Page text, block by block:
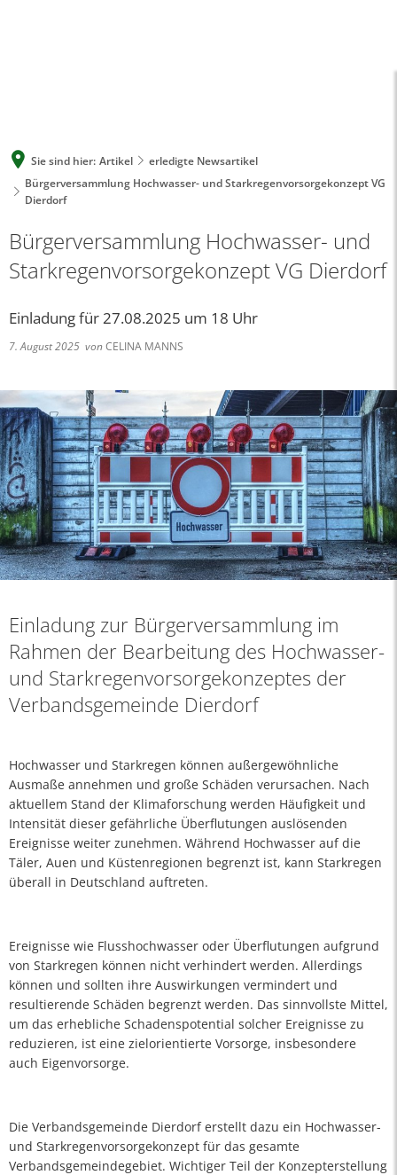
Sie sind hier: Artikel
erledigte Newsartikel
Bürgerversammlung Hochwasser- und Starkregenvorsorgekonzept VG
Dierdorf
Bürgerversammlung Hochwasser- und
Starkregenvorsorgekonzept VG Dierdorf
Einladung für 27.08.2025 um 18 Uhr
7. August 2025 vonCELINA MANNS
Einladung zur Bürgerversammlung im
Rahmen der Bearbeitung des Hochwasser-
und Starkregenvorsorgekonzeptes der
Verbandsgemeinde Dierdorf
Hochwasser und Starkregen können außergewöhnliche
Ausmaße annehmen und große Schäden verursachen. Nach
aktuellem Stand der Klimaforschung werden Häufigkeit und
Intensität dieser gefährliche Überflutungen auslösenden
Ereignisse weiter zunehmen. Während Hochwasser auf die
Täler, Auen und Küstenregionen begrenzt ist, kann Starkregen
überall in Deutschland auftreten.
Ereignisse wie Flusshochwasser oder Überflutungen aufgrund
von Starkregen können nicht verhindert werden. Allerdings
können und sollten ihre Auswirkungen vermindert und
resultierende Schäden begrenzt werden. Das sinnvollste Mittel,
um das erhebliche Schadenspotential solcher Ereignisse zu
reduzieren, ist eine zielorientierte Vorsorge, insbesondere
auch Eigenvorsorge.
Die Verbandsgemeinde Dierdorf erstellt dazu ein Hochwasser-
und Starkregenvorsorgekonzept für das gesamte
Verbandsgemeindegebiet. Wichtiger Teil der Konzepterstellung